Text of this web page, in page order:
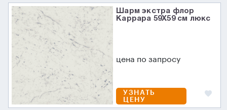
Шарм экстра флор
Каррара 59X59 см люкс
цена по запросу
УЗНАТЬ
ЦЕНУ